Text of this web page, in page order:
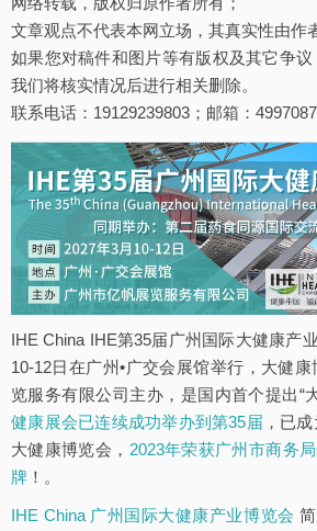
文章观点不代表本网立场，其真实性由作
如果您对稿件和图片等有版权及其它争议
我们将核实情况后进行相关删除。
联系电话：19129239803；邮箱：
IHE China IHE第35届广州国际大健康产
10-12日在广州•广交会展馆举行，大健
览服务有限公司主办，是国内首个提出“
健康展会已连续成功举办到第35届 ，已
大健康博览会， 2023年荣获广州市商务
牌 ！。
IHE China 广州国际大健康产业博览会